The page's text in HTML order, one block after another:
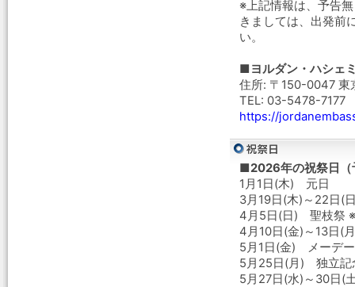
※上記情報は、予告
きましては、出発前
い。
■ヨルダン・ハシェ
住所: 〒150-0047 東
TEL: 03-5478-7177
https://
■2026年の祝祭日（
1月1日(木) 元日
3月19日(木)～22日(
4月5日(日) 聖枝祭 ※
4月10日(金)～13日(
5月1日(金) メーデー
5月25日(月) 独立記
5月27日(水)～30日(